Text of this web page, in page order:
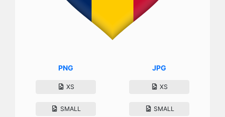
PNG
XS
SMALL
JPG
XS
SMALL